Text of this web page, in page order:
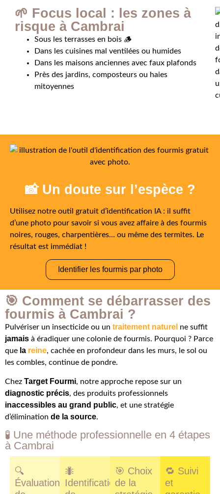
🌱 Focus local : les zones à
risque à Cambrai
Sous les terrasses en bois 🪵
Dans les cuisines mal ventilées ou humides
Dans les maisons anciennes avec faux plafonds
Près des jardins, composteurs ou haies
mitoyennes
📸 Un doute sur l’espèce ?
Utilisez notre outil gratuit d’identification IA : il suffit
d’une photo pour savoir si vous avez affaire à des fourmis
noires, rouges, charpentières… ou même des termites. Le
résultat est immédiat !
Identifier les fourmis par photo
🎯 Comment se débarrasser des
fourmis à Cambrai ?
Pulvériser un insecticide ou un traitement naturel ne suffit
jamais à éradiquer une colonie de fourmis. Pourquoi ? Parce
que la reine, cachée en profondeur dans les murs, le sol ou
les combles, continue de pondre.
Chez Target Fourmi, notre approche repose sur un
diagnostic précis, des produits professionnels
inaccessibles au grand public, et une stratégie
d’élimination de la source.
🧪 Une méthode professionnelle en 4 étapes
à Cambrai
🔍
Évaluation
🐜
Identification
🎯 Choix
de la
🔁 Suivi
et